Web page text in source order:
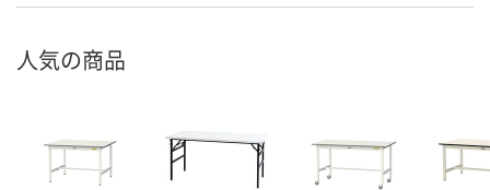
人気の商品